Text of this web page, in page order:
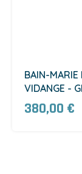
BAIN-MARIE
VIDANGE -
380,00 €